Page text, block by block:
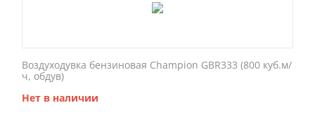
Воздуходувка бензиновая Champion GBR333 (800 куб.м/
ч, обдув)
Нет в наличии